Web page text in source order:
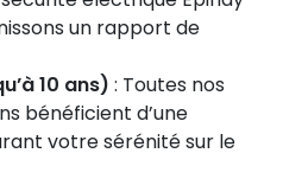
un rapport de
10 ans) : Toutes nos
bénéficient d’une
votre sérénité sur le